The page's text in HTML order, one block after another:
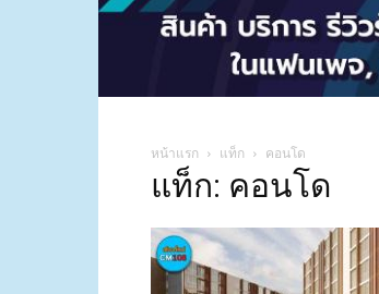
หน้าแรก แท็ก คอนโด
แท็ก: คอนโด